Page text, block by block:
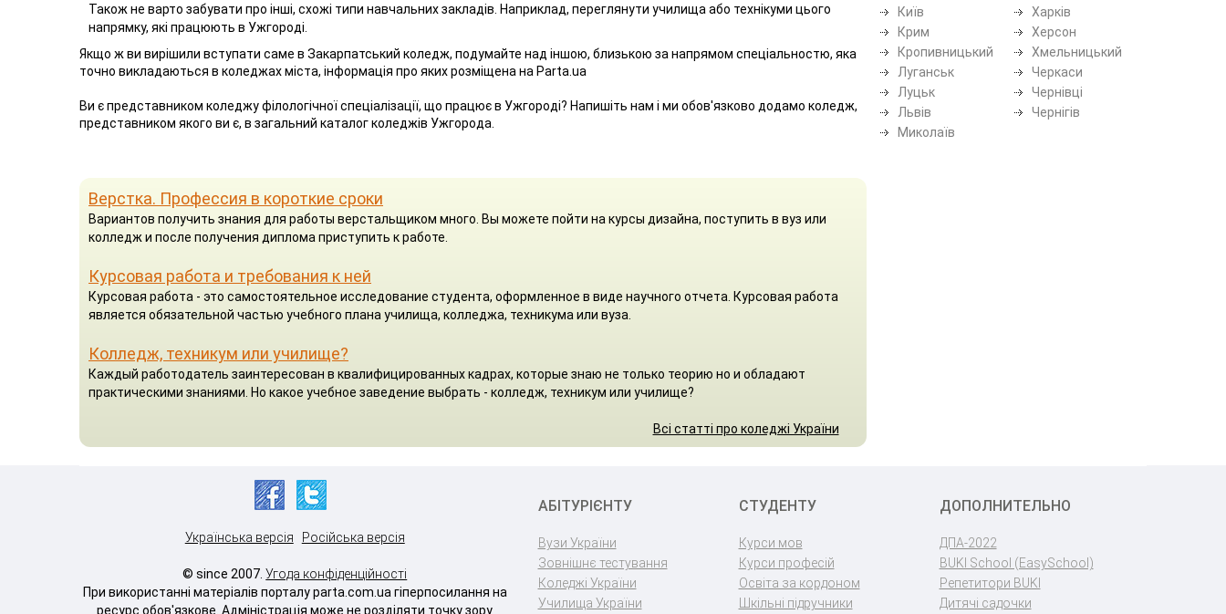
Також не варто забувати про інші, схожі типи навчальних закладів. Наприклад, переглянути училища або технікуми цього
напрямку, які працюють в Ужгороді.
Якщо ж ви вирішили вступати саме в Закарпатський коледж, подумайте над іншою, близькою за напрямом спеціальностю, яка
точно викладаються в коледжах міста, інформація про яких розміщена на Parta.ua
Ви є представником коледжу філологічної спеціалізації, що працює в Ужгороді? Напишіть нам і ми обов'язково додамо коледж,
представником якого ви є, в загальний каталог коледжів Ужгорода.
Верстка. Профессия в короткие сроки
Вариантов получить знания для работы верстальщиком много. Вы можете пойти на курсы дизайна, поступить в вуз или
колледж и после получения диплома приступить к работе.
Курсовая работа и требования к ней
Курсовая работа - это самостоятельное исследование студента, оформленное в виде научного отчета. Курсовая работа
является обязательной частью учебного плана училища, колледжа, техникума или вуза.
Колледж, техникум или училище?
Каждый работодатель заинтересован в квалифицированных кадрах, которые знаю не только теорию но и обладают
практическими знаниями. Но какое учебное заведение выбрать - колледж, техникум или училище?
Всі статті про коледжі України
Київ
Крим
Кропивницький
Луганськ
Луцьк
Львів
Миколаїв
Харків
Херсон
Хмельницький
Черкаси
Чернівці
Чернігів
Українська версія Російська версія
© since 2007.Угода конфіденційності
При використанні матеріалів порталу parta.com.ua гіперпосилання на
ресурс обов'язкове. Адміністрація може не розділяти точку зору
АБІТУРІЄНТУ
Вузи України
Зовнішнє тестування
Коледжі України
Училища України
СТУДЕНТУ
Курси мов
Курси професій
Освіта за кордоном
Шкільні підручники
ДОПОЛНИТЕЛЬНО
ДПА-2022
BUKI School (EasySchool)
Репетитори BUKI
Дитячі садочки